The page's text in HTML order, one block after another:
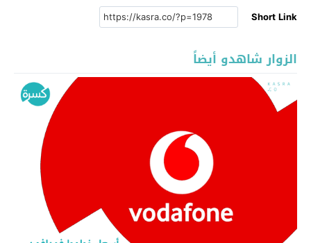
Short Link
الزوار شاهدو أيضاً